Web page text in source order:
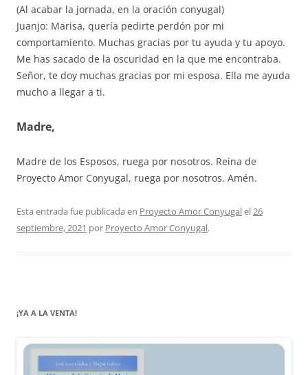
(Al acabar la jornada, en la oración conyugal)
Juanjo: Marisa, quería pedirte perdón por mi
comportamiento. Muchas gracias por tu ayuda y tu apoyo.
Me has sacado de la oscuridad en la que me encontraba.
Señor, te doy muchas gracias por mi esposa. Ella me ayuda
mucho a llegar a ti.
Madre,
Madre de los Esposos, ruega por nosotros. Reina de
Proyecto Amor Conyugal, ruega por nosotros. Amén.
Esta entrada fue publicada en Proyecto Amor Conyugalel26
septiembre, 2021 por Proyecto Amor Conyugal.
¡YA A LA VENTA!